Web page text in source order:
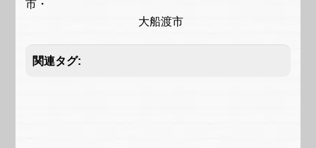
市・
大船渡市
関連タグ: